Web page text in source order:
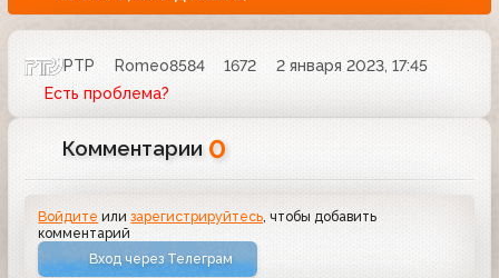
РТР Romeo8584 1672
2 января 2023, 17:45
Есть проблема?
Комментарии 0
Войдите илизарегистрируйтесь , чтобы добавить
комментарий
Вход через Телеграм